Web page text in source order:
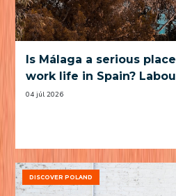
Is Málaga a serious
work life in Spain?
and practical trade-offs
04 júl 2026
DISCOVER POLAND